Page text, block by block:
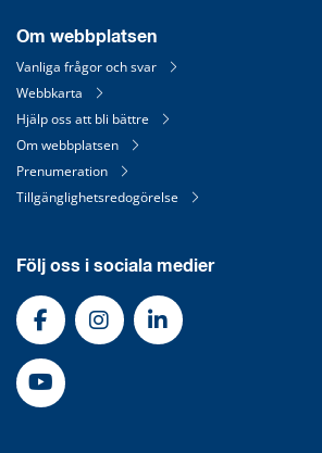
Om webbplatsen
Vanliga frågor och svar
Webbkarta
Hjälp oss att bli bättre
Om webbplatsen
Prenumeration
Tillgänglighetsredogörelse
Följ oss i sociala medier